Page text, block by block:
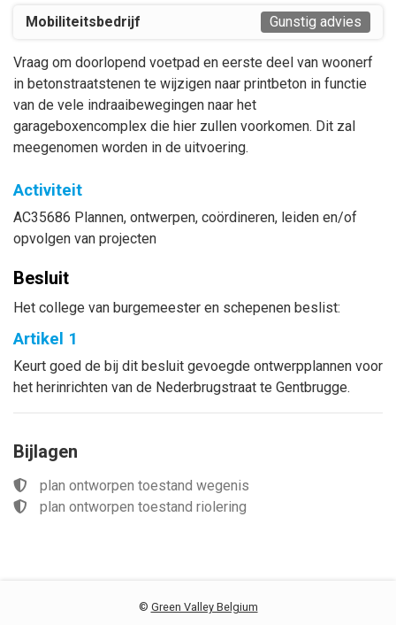
Mobiliteitsbedrijf Gunstig advies
Vraag om doorlopend voetpad en eerste deel van woonerf
in betonstraatstenen te wijzigen naar printbeton in functie
van de vele indraaibewegingen naar het
garageboxencomplex die hier zullen voorkomen. Dit zal
meegenomen worden in de uitvoering.
Activiteit
AC35686 Plannen, ontwerpen, coördineren, leiden en/of
opvolgen van projecten
Besluit
Het college van burgemeester en schepenen beslist:
Artikel 1
Keurt goed de bij dit besluit gevoegde ontwerpplannen voor
het herinrichten van de Nederbrugstraat te Gentbrugge.
Bijlagen
plan ontworpen toestand wegenis
plan ontworpen toestand riolering
© Green Valley Belgium